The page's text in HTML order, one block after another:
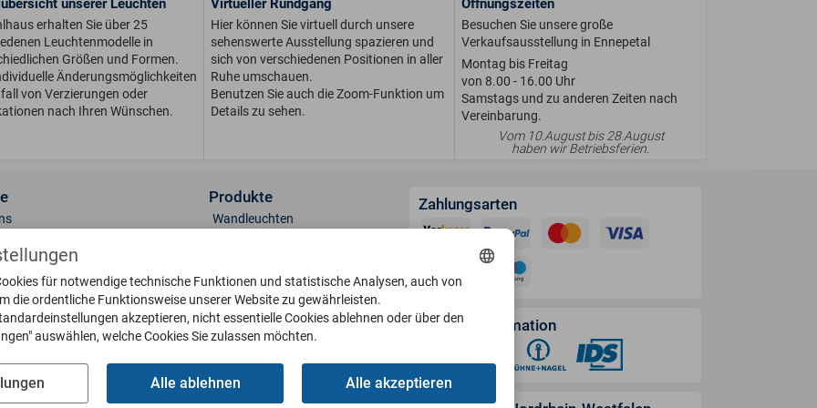
erhalten Sie über 25
Leuchtenmodelle in
Größen und For­men.
Än­de­rungs­möglichkeiten
von Ver­zie­run­gen oder
nach Ihren Wünschen.
Hier können Sie virtuell durch unsere
sehenswerte Ausstellung spazieren und
sich von verschiedenen Positionen in aller
Ruhe umschauen.
Benutzen Sie auch die Zoom-Funktion um
Details zu sehen.
Öffnungszeiten
Besuchen Sie unsere große
Verkaufsausstellung in Ennepetal
Montag bis Freitag
von 8.00 - 16.00 Uhr
Samstags und zu anderen Zeiten nach
Vereinbarung.
Vom 10.August bis 28.August
haben wir Betriebsferien.
& Oberflächen
bestellen
Produkte
Wandleuchten
Deckenleuchten
Briefkästen
Klingelplatten
Wetterfahnen
Sonnenuhren
Zahlungsarten
Versandinformation
für notwendige technische Funktionen und statistische Analysen, auch von
die ordentliche Funktionsweise unserer Website zu gewährleisten.
akzeptieren, nicht essentielle Cookies ablehnen oder über den
auswählen, welche Cookies Sie zulassen möchten.
Alle ablehnen Alle akzeptieren